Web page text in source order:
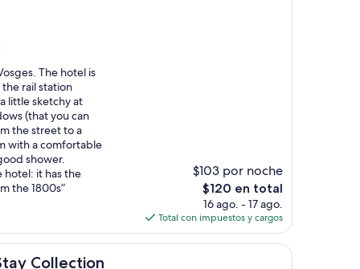
The hotel is
rail station
little sketchy at
(that you can
the street to a
with a comfortable
shower.
hotel: it has the
the 1800s”
$103 por noche
El
precio
actual
es
de
$120 en total
16 ago. - 17 ago.
Total con impuestos y cargos
Collection